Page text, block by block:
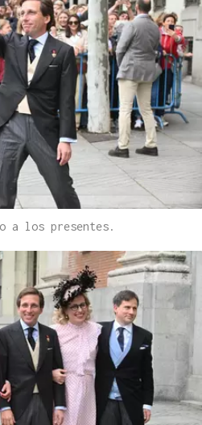
a los presentes.